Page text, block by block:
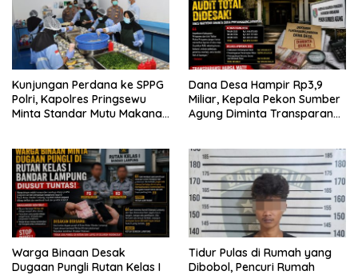
Kunjungan Perdana ke SPPG
Polri, Kapolres Pringsewu
Minta Standar Mutu Makanan
Dana Desa Hampir Rp3,9
Miliar, Kepala Pekon Sumber
Agung Diminta Transparan
Warga Binaan Desak
Dugaan Pungli Rutan Kelas I
Tidur Pulas di Rumah yang
Dibobol, Pencuri Rumah